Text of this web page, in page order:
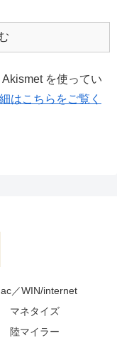
を使ってい
はこちらをご覧く
／WIN/internet
マネタイズ
陸マイラー